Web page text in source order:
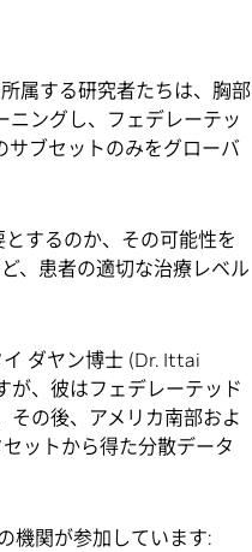
属する研究者たちは、胸部
ニングし、フェデレーテッ
サブセットのみをグローバ
するのか、その可能性を
、患者の適切な治療レベル
ダヤン博士 (Dr. Ittai
が、彼はフェデレーテッド
その後、アメリカ南部およ
ットから得た分散データ
機関が参加しています: